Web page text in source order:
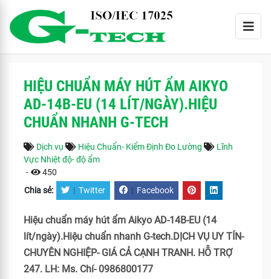
HIỆU CHUẨN MÁY HÚT ẨM AIKYO
AD-14B-EU (14 LÍT/NGÀY).HIỆU
CHUẨN NHANH G-TECH
Dịch vụ Hiệu Chuẩn- Kiểm Định Đo Lường
Lĩnh
Vực Nhiệt độ- độ ẩm
-
450
Chia sẻ: | Twitter | Facebook
Hiệu chuẩn máy hút ẩm Aikyo AD-14B-EU (14
lít/ngày).Hiệu chuẩn nhanh G-tech.DỊCH VỤ UY TÍN-
CHUYÊN NGHIỆP- GIÁ CẢ CẠNH TRANH. HỖ TRỢ
247. LH: Ms. Chí- 0986800177